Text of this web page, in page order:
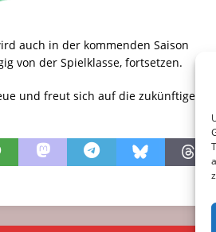
auch in der kommenden Saison
von der Spielklasse, fortsetzen.
und freut sich auf die zukünftige